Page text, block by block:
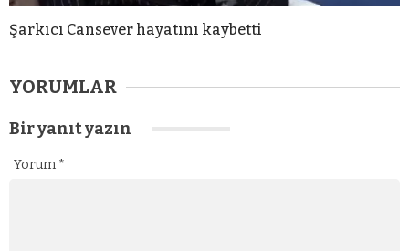
Şarkıcı Cansever hayatını kaybetti
YORUMLAR
Bir yanıt yazın
Yorum *